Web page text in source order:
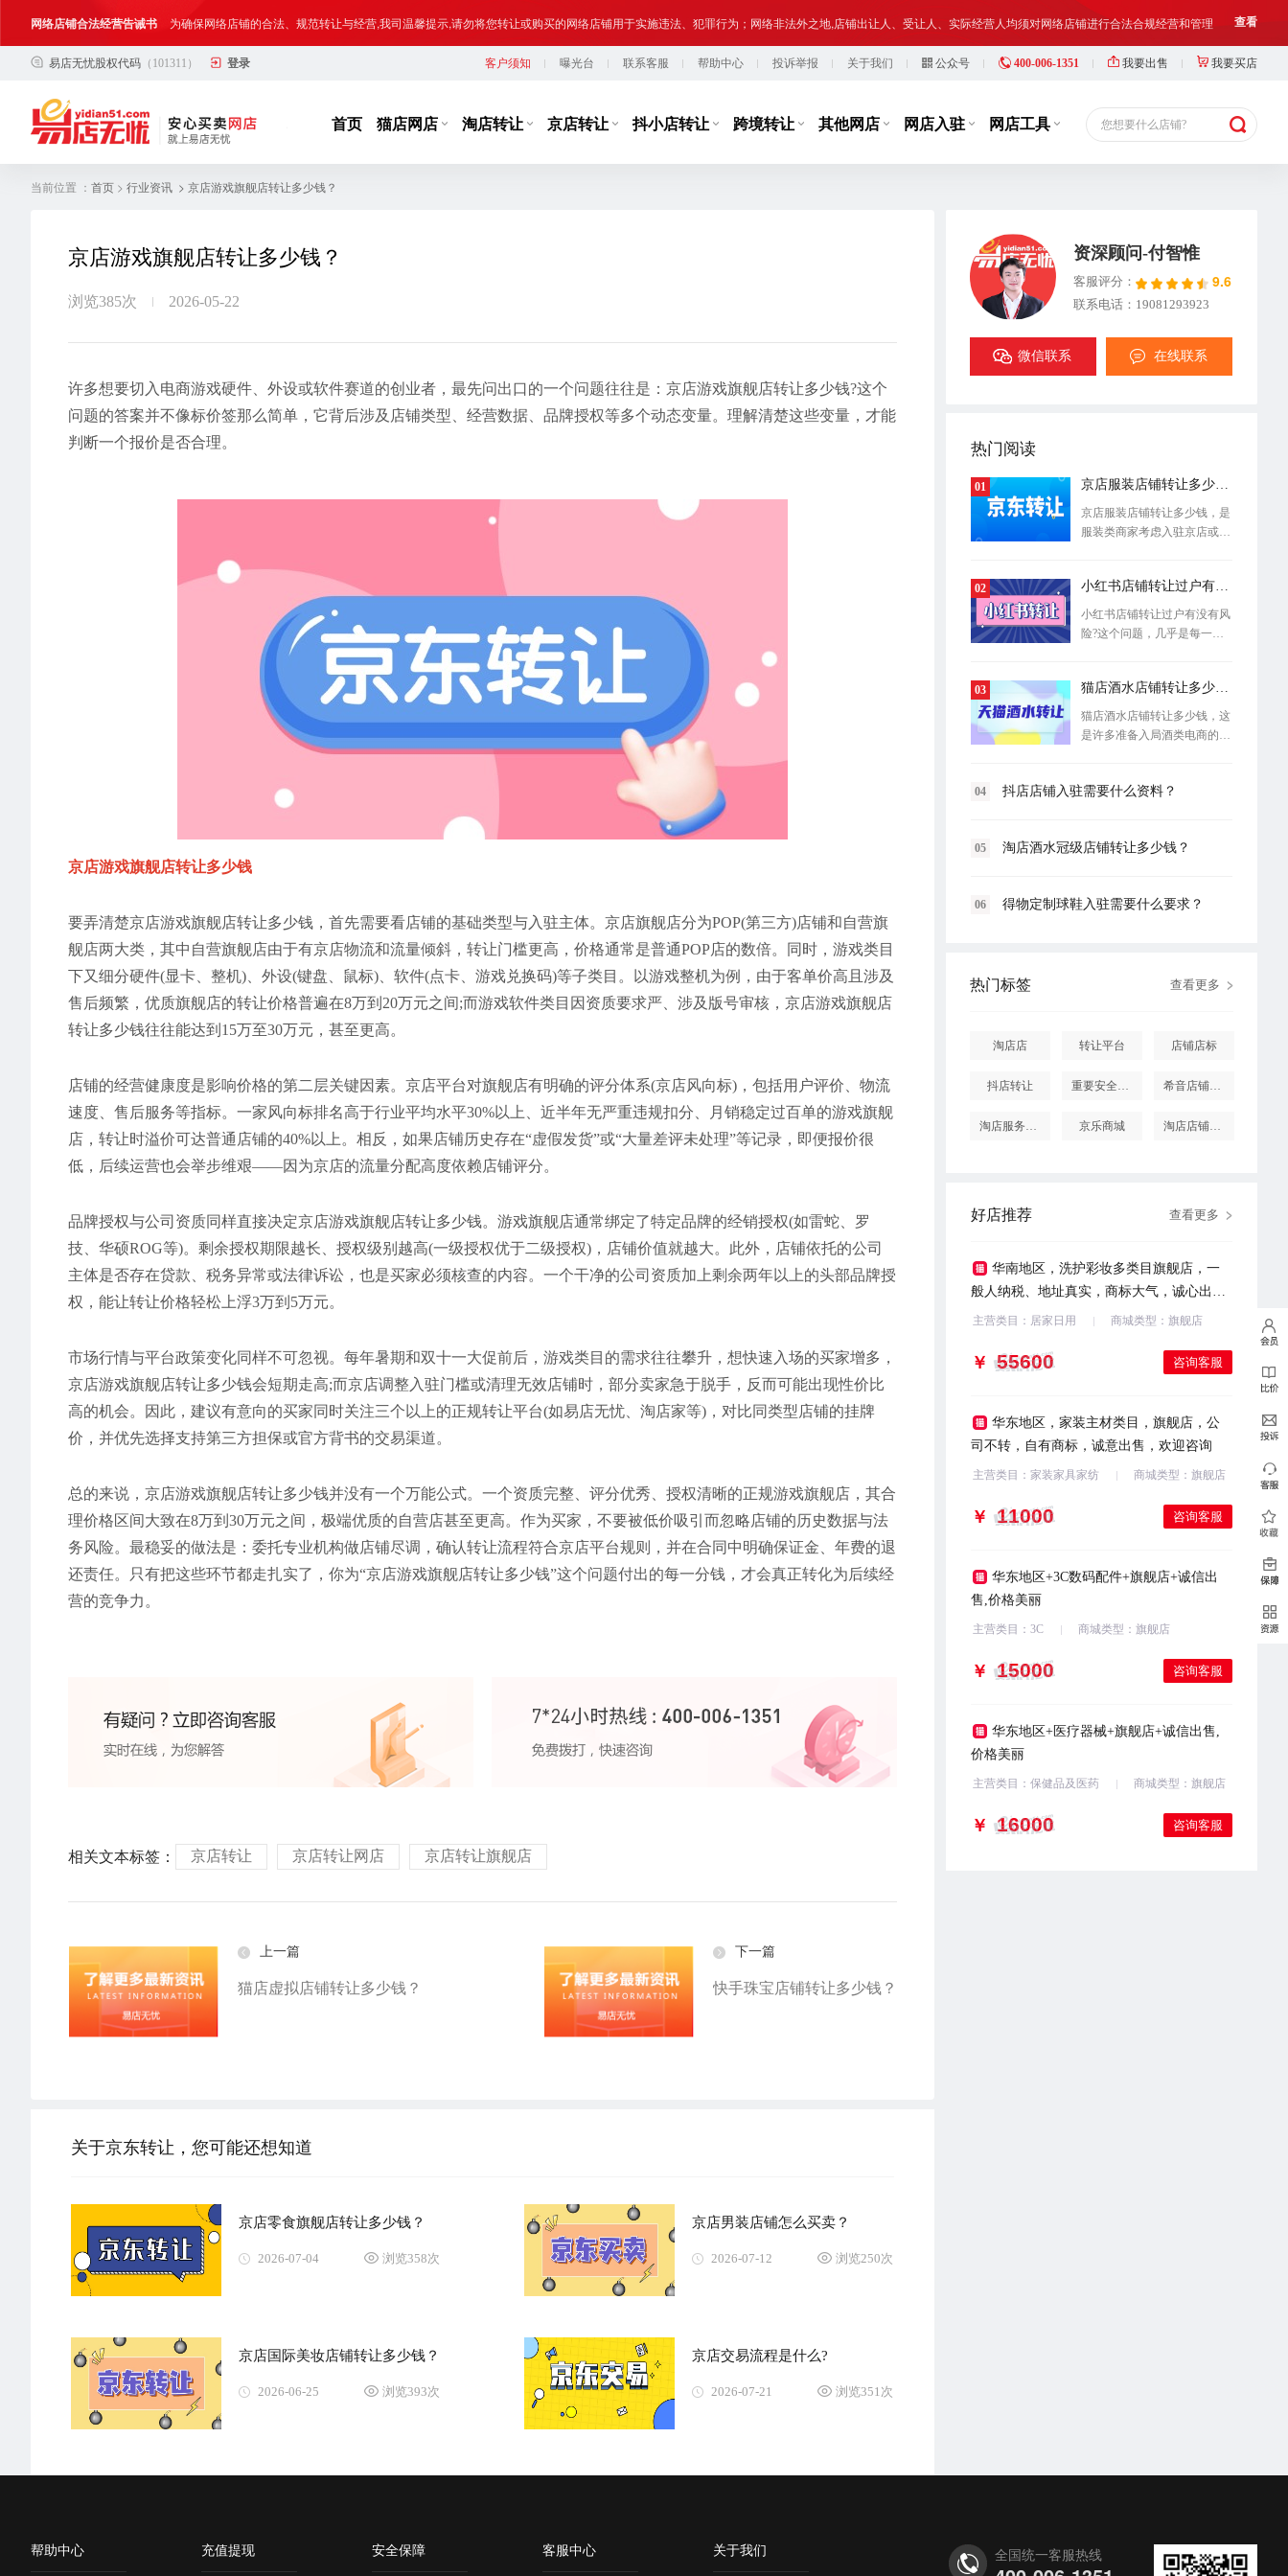
网络店铺合法经营告诫书 为确保网络店铺的合法、规范转让与经营,我司温馨提示,请勿将您转让或购买的网络店铺用于实施违法、犯罪行为；网络非法外之地,店铺出让人、受让人、实际经营人均须对网络店铺进行合法合规经营和管理 查看
合法合规经营告客户书 部分客户在购买抖店网络店铺后，存在试图规避平台监管，从事违规经营活动的行为，如引导线下交易、发布违规内容、进行虚假宣传等，此类行为违反了国家相关法律法规，也损害了抖店平台的市场秩序 查看
网络店铺合法经营告诫书 为确保网络店铺的合法、规范转让与经营,我司温馨提示,请勿将您转让或购买的网络店铺用于实施违法、犯罪行为；网络非法外之地,店铺出让人、受让人、实际经营人均须对网络店铺进行合法合规经营和管理 查看
易店无忧股权代码 （101311） 登录 客户须知 曝光台 联系客服 帮助中心 投诉举报 关于我们 公众号 400-006-1351 我要出售 我要买店
首页 猫店网店 淘店转让 京店转让 抖小店转让 跨境转让 其他网店 网店入驻 网店工具 您想要什么店铺?
当前位置 ： 首页 > 行业资讯 > 京店游戏旗舰店转让多少钱？
京店游戏旗舰店转让多少钱？
浏览385次 2026-05-22
许多想要切入电商游戏硬件、外设或软件赛道的创业者，最先问出口的一个问题往往是：京店游戏旗舰店转让多少钱?这个
问题的答案并不像标价签那么简单，它背后涉及店铺类型、经营数据、品牌授权等多个动态变量。理解清楚这些变量，才能
判断一个报价是否合理。
京店游戏旗舰店转让多少钱
要弄清楚京店游戏旗舰店转让多少钱，首先需要看店铺的基础类型与入驻主体。京店旗舰店分为POP(第三方)店铺和自营旗
舰店两大类，其中自营旗舰店由于有京店物流和流量倾斜，转让门槛更高，价格通常是普通POP店的数倍。同时，游戏类目
下又细分硬件(显卡、整机)、外设(键盘、鼠标)、软件(点卡、游戏兑换码)等子类目。以游戏整机为例，由于客单价高且涉及
售后频繁，优质旗舰店的转让价格普遍在8万到20万元之间;而游戏软件类目因资质要求严、涉及版号审核，京店游戏旗舰店
转让多少钱往往能达到15万至30万元，甚至更高。
店铺的经营健康度是影响价格的第二层关键因素。京店平台对旗舰店有明确的评分体系(京店风向标)，包括用户评价、物流
速度、售后服务等指标。一家风向标排名高于行业平均水平30%以上、近半年无严重违规扣分、月销稳定过百单的游戏旗舰
店，转让时溢价可达普通店铺的40%以上。相反，如果店铺历史存在“虚假发货”或“大量差评未处理”等记录，即便报价很
低，后续运营也会举步维艰——因为京店的流量分配高度依赖店铺评分。
品牌授权与公司资质同样直接决定京店游戏旗舰店转让多少钱。游戏旗舰店通常绑定了特定品牌的经销授权(如雷蛇、罗
技、华硕ROG等)。剩余授权期限越长、授权级别越高(一级授权优于二级授权)，店铺价值就越大。此外，店铺依托的公司
主体是否存在贷款、税务异常或法律诉讼，也是买家必须核查的内容。一个干净的公司资质加上剩余两年以上的头部品牌授
权，能让转让价格轻松上浮3万到5万元。
市场行情与平台政策变化同样不可忽视。每年暑期和双十一大促前后，游戏类目的需求往往攀升，想快速入场的买家增多，
京店游戏旗舰店转让多少钱会短期走高;而京店调整入驻门槛或清理无效店铺时，部分卖家急于脱手，反而可能出现性价比
高的机会。因此，建议有意向的买家同时关注三个以上的正规转让平台(如易店无忧、淘店家等)，对比同类型店铺的挂牌
价，并优先选择支持第三方担保或官方背书的交易渠道。
总的来说，京店游戏旗舰店转让多少钱并没有一个万能公式。一个资质完整、评分优秀、授权清晰的正规游戏旗舰店，其合
理价格区间大致在8万到30万元之间，极端优质的自营店甚至更高。作为买家，不要被低价吸引而忽略店铺的历史数据与法
务风险。最稳妥的做法是：委托专业机构做店铺尽调，确认转让流程符合京店平台规则，并在合同中明确保证金、年费的退
还责任。只有把这些环节都走扎实了，你为“京店游戏旗舰店转让多少钱”这个问题付出的每一分钱，才会真正转化为后续经
营的竞争力。
相关文本标签： 京店转让 京店转让网店 京店转让旗舰店
上一篇
猫店虚拟店铺转让多少钱？
下一篇
快手珠宝店铺转让多少钱？
关于京东转让，您可能还想知道
京店零食旗舰店转让多少钱？
2026-07-04 浏览358次
京店男装店铺怎么买卖？
2026-07-12 浏览250次
京店国际美妆店铺转让多少钱？
2026-06-25 浏览393次
京店交易流程是什么?
2026-07-21 浏览351次
资深顾问-付智惟
客服评分： 9.6
联系电话：19081293923
微信联系 在线联系
热门阅读
01 京店服装店铺转让多少钱？
京店服装店铺转让多少钱，是
服装类商家考虑入驻京店或进
02 小红书店铺转让过户有没有风险?
小红书店铺转让过户有没有风
险?这个问题，几乎是每一位
03 猫店酒水店铺转让多少钱？
猫店酒水店铺转让多少钱，这
是许多准备入局酒类电商的创
04 抖店店铺入驻需要什么资料？
05 淘店酒水冠级店铺转让多少钱？
06 得物定制球鞋入驻需要什么要求？
热门标签 查看更多
淘店店 转让平台 店铺店标
抖店转让 重要安全提醒 希音店铺购买
淘店服务市场 京乐商城 淘店店铺怎么投诉
好店推荐 查看更多
华南地区，洗护彩妆多类目旗舰店，一
般人纳税、地址真实，商标大气，诚心出
售，欢迎滴滴
主营类目：居家日用 商城类型：旗舰店
￥ 咨询客服
华东地区，家装主材类目，旗舰店，公
司不转，自有商标，诚意出售，欢迎咨询
主营类目：家装家具家纺 商城类型：旗舰店
￥ 咨询客服
华东地区+3C数码配件+旗舰店+诚信出
售,价格美丽
主营类目：3C 商城类型：旗舰店
￥ 咨询客服
华东地区+医疗器械+旗舰店+诚信出售,
价格美丽
主营类目：保健品及医药 商城类型：旗舰店
￥ 咨询客服
帮助中心 充值提现 安全保障 客服中心 关于我们 全国统一客服热线